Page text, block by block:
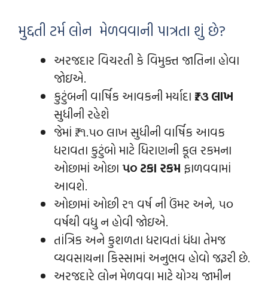
મુદ્દતી ટર્મ લોન મેળવવાની પાત્રતા શું છે?
અરજદાર વિચરતી કે વિમુક્ત જાતિના હોવા
જોઇએ.
કુટુંબની વાર્ષિક આવકની મર્યાદા ₹. ૩ લાખ
સુધીની રહેશે
જેમાં ₹. ૧.૫૦ લાખ સુધીની વાર્ષિક આવક
ધરાવતા કુટુંબો માટે ધિરાણની કૂલ રકમના
ઓછામાં ઓછા ૫૦ ટકા રકમ ફાળવવામાં
આવશે.
ઓછામાં ઓછી ર૧ વર્ષ ની ઉંમર અને, ૫૦
વર્ષથી વધુ ન હોવી જોઇએ.
તાંત્રિક અને કુશળતા ધરાવતાં ધંધા તેમજ
વ્‍યવસાયના કિસ્‍સામાં અનુભવ હોવો જરૂરી છે.
અરજદારે લોન મેળવવા માટે યોગ્‍ય જામીન